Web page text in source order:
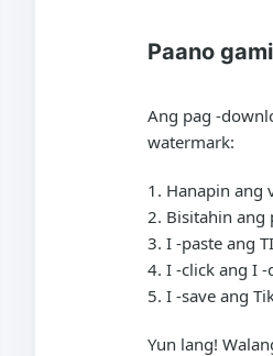
Paano
Ang pag -
watermark:
Hanapin ang
Bisitahin ang
I -paste ang
I -click ang I
I -save ang
Yun lang!